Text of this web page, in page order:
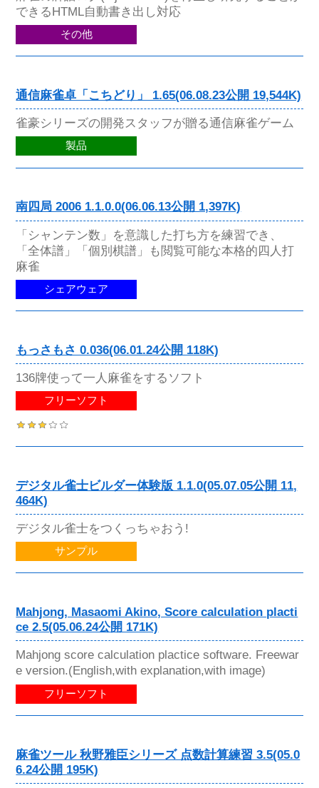
できるHTML自動書き出し対応
その他
通信麻雀卓「こちどり」 1.65(06.08.23公開 19,544K)
雀豪シリーズの開発スタッフが贈る通信麻雀ゲーム
製品
南四局 2006 1.1.0.0(06.06.13公開 1,397K)
「シャンテン数」を意識した打ち方を練習でき、
「全体譜」「個別棋譜」も閲覧可能な本格的四人打
麻雀
シェアウェア
もっさもさ 0.036(06.01.24公開 118K)
136牌使って一人麻雀をするソフト
フリーソフト
デジタル雀士ビルダー体験版 1.1.0(05.07.05公開 11,
464K)
デジタル雀士をつくっちゃおう!
サンプル
Mahjong, Masaomi Akino, Score calculation placti
ce 2.5(05.06.24公開 171K)
Mahjong score calculation plactice software. Freewar
e version.(English,with explanation,with image)
フリーソフト
麻雀ツール 秋野雅臣シリーズ 点数計算練習 3.5(05.0
6.24公開 195K)